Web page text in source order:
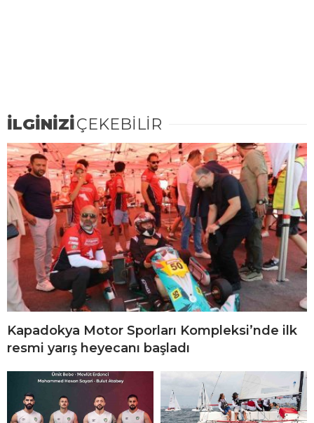
İLGİNİZİÇEKEBİLİR
Kapadokya Motor Sporları Kompleksi’nde ilk
resmi yarış heyecanı başladı